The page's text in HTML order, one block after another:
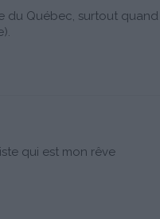
du Québec, surtout quand
qui est mon rêve